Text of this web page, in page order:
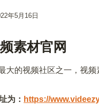
年5月16日
素材官网
大的视频社区之一，视
为： https://